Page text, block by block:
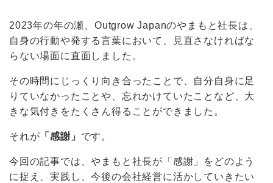
2023年の年の瀬、Outgrow Japanのやまもと社長は、
自身の行動や発する言葉において、見直さなければな
らない場面に直面しました。
その時間にじっくり向き合ったことで、自分自身に足
りていなかったことや、忘れかけていたことなど、大
きな気付きをたくさん得ることができました。
それが 「感謝」 です。
今回の記事では、やまもと社長が「感謝」をどのよう
に捉え、実践し、今後の会社経営に活かしていきたい